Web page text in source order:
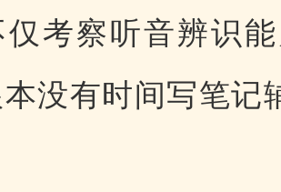
考察听音辨识
没有时间写笔记